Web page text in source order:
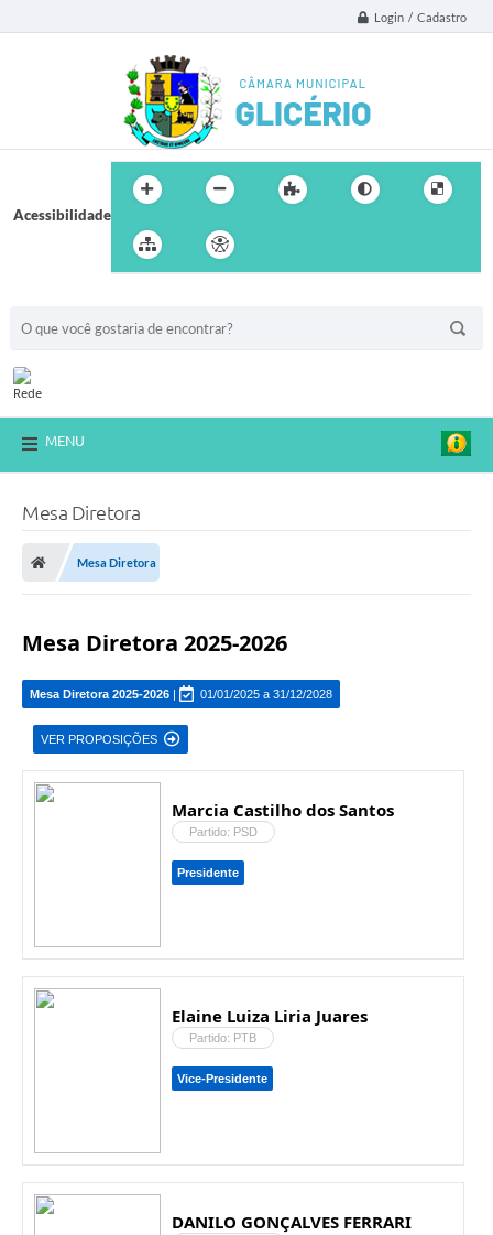
Login / Cadastro
Acessibilidade
MENU
Mesa Diretora
Mesa Diretora
Mesa Diretora 2025-2026
Mesa Diretora 2025-2026 | 01/01/2025 a 31/12/2028
VER PROPOSIÇÕES
Marcia Castilho dos Santos
Partido: PSD
Presidente
Elaine Luiza Liria Juares
Partido: PTB
Vice-Presidente
DANILO GONÇALVES FERRARI